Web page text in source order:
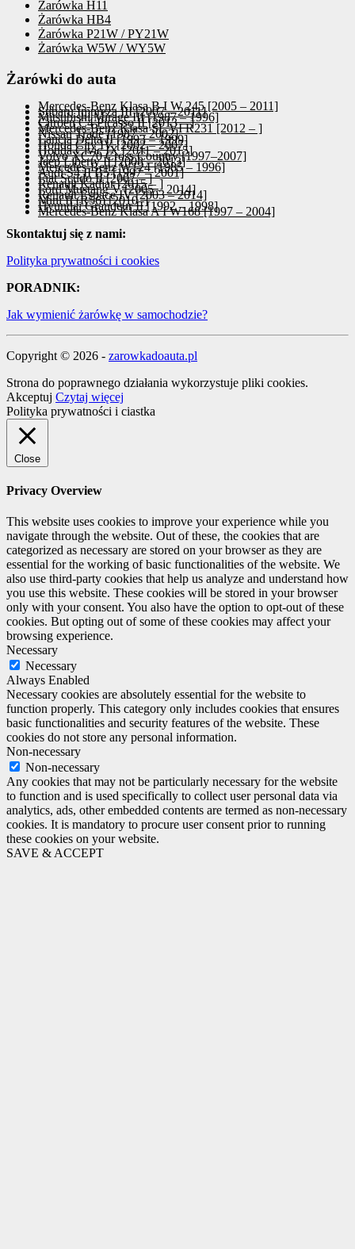
Żarówka H11
Żarówka HB4
Żarówka P21W / PY21W
Żarówka W5W / WY5W
Żarówki do auta
Mercedes-Benz Klasa B I W 245 [2005 – 2011]
Subaru Impreza III [2007 – 2011]
Mitsubishi Mirage III [1987 – 1996]
Citroen C4 Picasso II [2013 – ]
Mercedes-Benz Klasa SL VI R231 [2012 – ]
Nissan Trade [1987 – 2002]
Lancia Delta II [1993 – 1999]
Honda City IV [2002 – 2007]
Honda Civic IX [2011 – 2015]
Volvo XC70 Cross Country [1997–2007]
Jeep Liberty II [2008 – 2013]
Mercedes-Benz W124 [1985 – 1996]
Audi S4 II B5 [1997 – 2001]
Fiat Scudo II [2007 – ]
Renault Kadjar [2015 – ]
Ford Mustang V [2005 – 2014]
Renault Espace IV [2003 – 2014]
Mini II (R56) [2010–]
Hyundai Grandeur II [1992 – 1998]
Mercedes-Benz Klasa A I W168 [1997 – 2004]
Skontaktuj się z nami:
Polityka prywatności i cookies
PORADNIK:
Jak wymienić żarówkę w samochodzie?
Copyright © 2026 - zarowkadoauta.pl
Strona do poprawnego działania wykorzystuje pliki cookies.
Akceptuj Czytaj więcej
Polityka prywatności i ciastka
Close
Privacy Overview
This website uses cookies to improve your experience while you
navigate through the website. Out of these, the cookies that are
categorized as necessary are stored on your browser as they are
essential for the working of basic functionalities of the website. We
also use third-party cookies that help us analyze and understand how
you use this website. These cookies will be stored in your browser
only with your consent. You also have the option to opt-out of these
cookies. But opting out of some of these cookies may affect your
browsing experience.
Necessary
Necessary
Always Enabled
Necessary cookies are absolutely essential for the website to
function properly. This category only includes cookies that ensures
basic functionalities and security features of the website. These
cookies do not store any personal information.
Non-necessary
Non-necessary
Any cookies that may not be particularly necessary for the website
to function and is used specifically to collect user personal data via
analytics, ads, other embedded contents are termed as non-necessary
cookies. It is mandatory to procure user consent prior to running
these cookies on your website.
SAVE & ACCEPT